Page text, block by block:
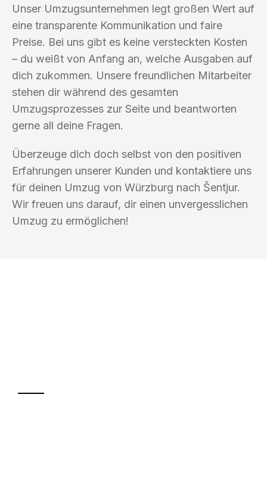
Unser Umzugsunternehmen legt großen Wert auf
eine transparente Kommunikation und faire
Preise. Bei uns gibt es keine versteckten Kosten
– du weißt von Anfang an, welche Ausgaben auf
dich zukommen. Unsere freundlichen Mitarbeiter
stehen dir während des gesamten
Umzugsprozesses zur Seite und beantworten
gerne all deine Fragen.
Überzeuge dich doch selbst von den positiven
Erfahrungen unserer Kunden und kontaktiere uns
für deinen Umzug von Würzburg nach Šentjur.
Wir freuen uns darauf, dir einen unvergesslichen
Umzug zu ermöglichen!